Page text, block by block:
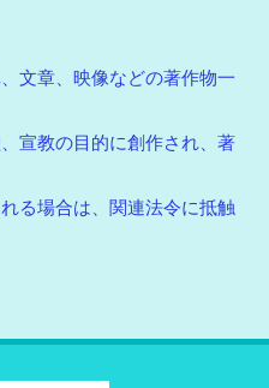
文章、映像などの著作物一
宣教の目的に創作され、著
る場合は、関連法令に抵触